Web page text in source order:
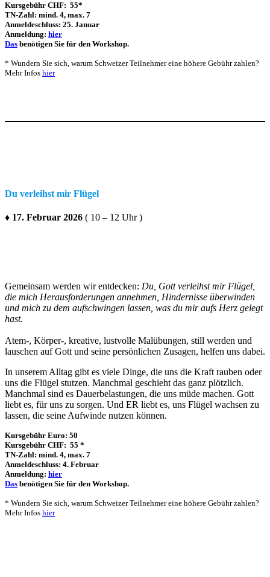
Kursgebühr CHF: 55*
TN-Zahl: mind. 4, max. 7
Anmeldeschluss: 25. Januar
Anmeldung: hier
Das benötigen Sie für den Workshop.
* Wundern Sie sich, warum Schweizer Teilnehmer eine höhere Gebühr zahlen?
Mehr Infos hier
Du verleihst mir Flügel
♦ 17. Februar 2026 ( 10 – 12 Uhr )
Gemeinsam werden wir entdecken: Du, Gott verleihst mir Flügel,
die mich Herausforderungen annehmen, Hindernisse überwinden
und mich zu dem aufschwingen lassen, was du mir aufs Herz gelegt
hast.
Atem-, Körper-, kreative, lustvolle Malübungen, still werden und
lauschen auf Gott und seine persönlichen Zusagen, helfen uns dabei.
In unserem Alltag gibt es viele Dinge, die uns die Kraft rauben oder
uns die Flügel stutzen. Manchmal geschieht das ganz plötzlich.
Manchmal sind es Dauerbelastungen, die uns müde machen. Gott
liebt es, für uns zu sorgen. Und ER liebt es, uns Flügel wachsen zu
lassen, die seine Aufwinde nutzen können.
Kursgebühr Euro: 50
Kursgebühr CHF: 55 *
TN-Zahl: mind. 4, max. 7
Anmeldeschluss: 4. Februar
Anmeldung: hier
Das benötigen Sie für den Workshop.
* Wundern Sie sich, warum Schweizer Teilnehmer eine höhere Gebühr zahlen?
Mehr Infos hier